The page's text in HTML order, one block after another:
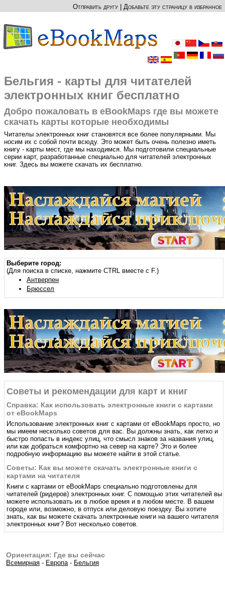
Отправить другу Добавьте эту страницу в избранное
Бельгия - карты для читателей
электронных книг бесплатно
Добро пожаловать в eBookMaps где вы можете
скачать карты которые необходимы
Читателы электронных книг становятся все более популярными. Мы
носим их с собой почти всюду. Это может быть очень полезно иметь
книгу - карты мест, где мы находимся. Мы подготовили специальные
серии карт, разработанные специально для читателей электронных
книг. Здесь вы можете скачать их бесплатно.
Выберите город:
(Для поиска в списке, нажмите CTRL вместе с F.)
Антверпен
Брюссел
Советы и рекомендации для карт и книг
Справка: Как использовать электронные книги с картами
от eBookMaps
Использование электронных книг с картами от eBookMaps простo, но
мы имеем несколько советов для вас. Вы должны знать, как легко и
быстро попасть в индекс улиц, что смысл знаков за названия улиц,
или как добраться комфортно на север на карте? Это и более
подробную информацию вы можете найти в этой статье.
Советы: Как вы можете скачать электронные книги с
картами на читателя
Книги с картами от eBookMaps специально подготовлены для
читателей (ридеров) электронных книг. С помощью этих читателей вы
можете использовать их в любое время и в любом месте. В вашем
городе или, возможно, в отпуск или деловую поездку. Вы хотите
знать, как вы можете скачать электронные книги на вашего читателя
электронных книг? Вот несколько советов.
Ориентация: Где вы сейчас
Всемирная - Европа- Бельгия